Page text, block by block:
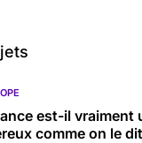
est-il vraiment
comme on le